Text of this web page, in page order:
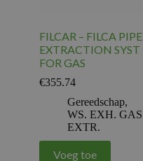
FILCAR – FILCA PIPE
EXTRACTION SYST
FOR GAS
€355.74
Gereedschap,
WS. EXH. GAS
EXTR.
Voeg toe